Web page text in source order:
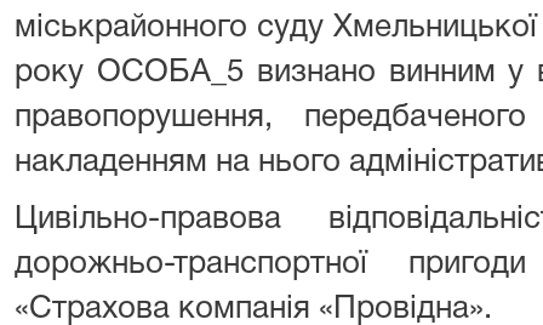
міськрайонного суду
року ОСОБА_5 визнано винним у
правопорушення,
накладенням на нього
Цивільно-правова
дорожньо-транспортної
«Страхова компанія «Провідна».